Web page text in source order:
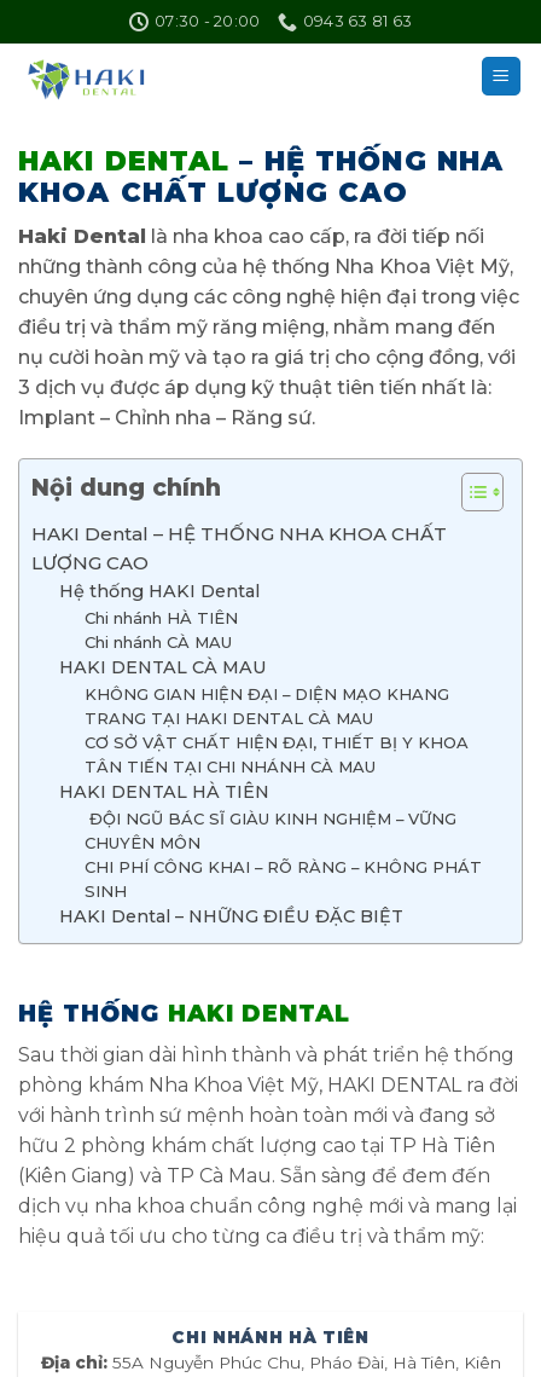
to
content
07:30 - 20:00 0943 63 81 63
HAKI DENTAL– HỆ THỐNG NHA
KHOA CHẤT LƯỢNG CAO
Haki Dental
là nha khoa cao cấp, ra đời tiếp nối
những thành công của hệ thống Nha Khoa Việt Mỹ,
chuyên ứng dụng các công nghệ hiện đại trong việc
điều trị và thẩm mỹ răng miệng, nhằm mang đến
nụ cười hoàn mỹ và tạo ra giá trị cho cộng đồng, với
3 dịch vụ được áp dụng kỹ thuật tiên tiến nhất là:
Implant – Chỉnh nha – Răng sứ.
Nội dung chính
HAKI Dental – HỆ THỐNG NHA KHOA CHẤT
LƯỢNG CAO
Hệ thống HAKI Dental
Chi nhánh HÀ TIÊN
Chi nhánh CÀ MAU
HAKI DENTAL CÀ MAU
KHÔNG GIAN HIỆN ĐẠI – DIỆN MẠO KHANG
TRANG TẠI HAKI DENTAL CÀ MAU
CƠ SỞ VẬT CHẤT HIỆN ĐẠI, THIẾT BỊ Y KHOA
TÂN TIẾN TẠI CHI NHÁNH CÀ MAU
HAKI DENTAL HÀ TIÊN
ĐỘI NGŨ BÁC SĨ GIÀU KINH NGHIỆM – VỮNG
CHUYÊN MÔN
CHI PHÍ CÔNG KHAI – RÕ RÀNG – KHÔNG PHÁT
SINH
HAKI Dental – NHỮNG ĐIỀU ĐẶC BIỆT
HỆ THỐNG HAKI DENTAL
Sau thời gian dài hình thành và phát triển hệ thống
phòng khám Nha Khoa Việt Mỹ, HAKI DENTAL ra đời
với hành trình sứ mệnh hoàn toàn mới và đang sở
hữu 2 phòng khám chất lượng cao tại TP Hà Tiên
(Kiên Giang) và TP Cà Mau. Sẵn sàng để đem đến
dịch vụ nha khoa chuẩn công nghệ mới và mang lại
hiệu quả tối ưu cho từng ca điều trị và thẩm mỹ:
CHI NHÁNH HÀ TIÊN
Địa chỉ:55A Nguyễn Phúc Chu, Pháo Đài, Hà Tiên, Kiên